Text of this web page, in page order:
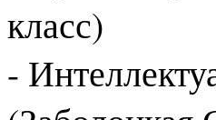
класс)
-